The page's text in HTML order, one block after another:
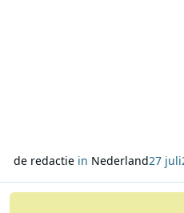
de redactiein Nederland27 juli
Lees meer over FRS-Holland